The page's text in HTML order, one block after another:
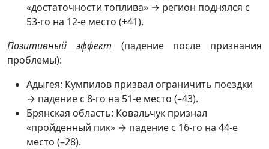
«достаточности топлива» → регион поднялся с
53-го на 12-е место (+41).
Позитивный эффект (падение после признания
проблемы):
Адыгея: Кумпилов призвал ограничить поездки
→ падение с 8-го на 51-е место (–43).
Брянская область: Ковальчук признал
«пройденный пик» → падение с 16-го на 44-е
место (–28).